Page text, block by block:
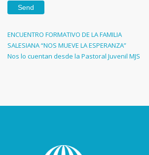
Navegación
de
entradas
Previous
Post
ENCUENTRO FORMATIVO DE LA FAMILIA
SALESIANA “NOS MUEVE LA ESPERANZA”
Next
Nos lo cuentan desde la Pastoral Juvenil MJS